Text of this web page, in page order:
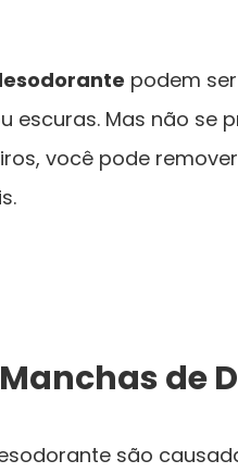
podem
escuras. Mas não se
você pode
de
são